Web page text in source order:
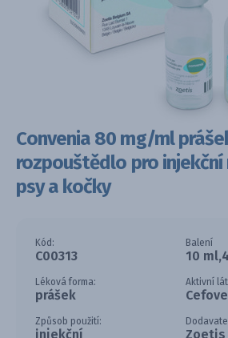
Convenia 80 mg/ml
rozpouštědlo pro
psy a kočky
Kód:
C00313
Balení
10
Léková forma:
prášek
Aktivní
Způsob použití:
injekční Zoetis